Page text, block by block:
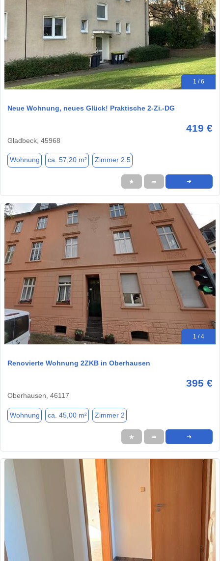
1 / 6
Neue Wohnung, neues Glück! Praktische 2-Zi.-DG
419 €
Gladbeck, 45968
Wohnung ca. 57,20 m² Zimmer 2.5
★ ➦ ➜
1 / 4
Renovierte Wohnung 2ZKB in Oberhausen
395 €
Oberhausen, 46117
Wohnung ca. 45,00 m² Zimmer 2
★ ➦ ➜